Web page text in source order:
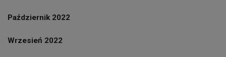
Październik 2022
Wrzesień 2022